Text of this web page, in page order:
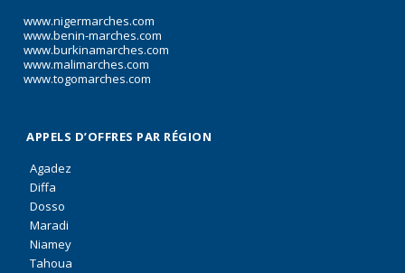
www.nigermarches.com
www.benin-marches.com
www.burkinamarches.com
www.malimarches.com
www.togomarches.com
APPELS D’OFFRES PAR RÉGION
Agadez
Diffa
Dosso
Maradi
Niamey
Tahoua